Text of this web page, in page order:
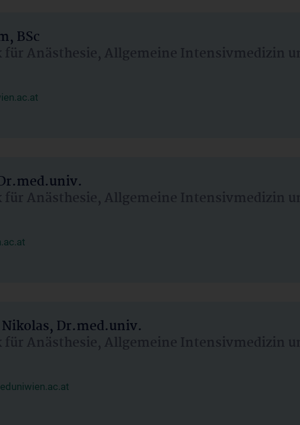
BSc
Anästhesie, Allgemeine Intensivmedizin
Anästhesie, Allgemeine Intensivmedizin
Dr.med.univ.
Anästhesie, Allgemeine Intensivmedizin